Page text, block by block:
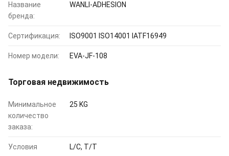
Название
бренда:
WANLI-ADHESION
Сертификация: ISO9001 ISO14001 IATF16949
Номер модели: EVA-JF-108
Торговая недвижимость
Минимальное
количество
заказа:
25 KG
Условия
L/C, T/T